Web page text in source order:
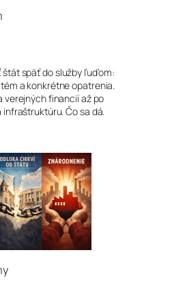
späť do služby ľuďom:
a konkrétne opatrenia.
verejných financií až po
infraštruktúru. Čo sa dá.